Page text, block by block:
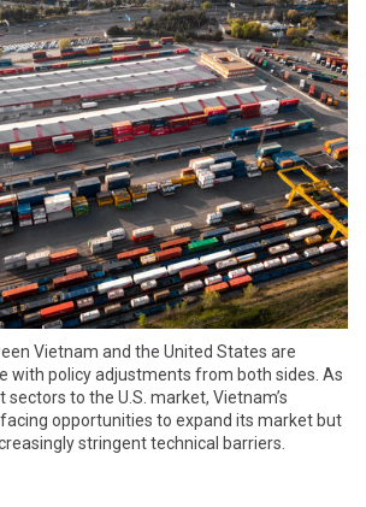
Vietnam and the United States are
with policy adjustments from both sides. As
to the U.S. market, Vietnam’s
opportunities to expand its market but
stringent technical barriers.